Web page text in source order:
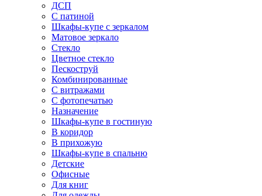
ДСП
С патиной
Шкафы-купе с зеркалом
Матовое зеркало
Стекло
Цветное стекло
Пескоструй
Комбинированные
С витражами
С фотопечатью
Назначение
Шкафы-купе в гостиную
В коридор
В прихожую
Шкафы-купе в спальню
Детские
Офисные
Для книг